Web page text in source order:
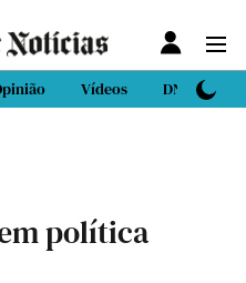
Vídeos DN Sport
política